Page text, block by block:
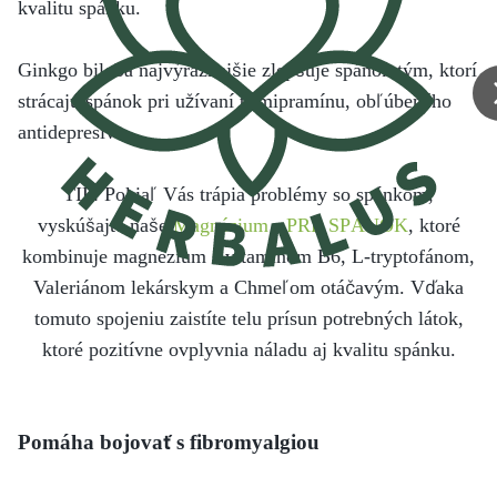
kvalitu spánku.
Ginkgo biloba najvýraznejšie zlepšuje spánok tým, ktorí
strácajú spánok pri užívaní trimipramínu, obľúbeného
antidepresíva.
TIP: Pokiaľ Vás trápia problémy so spánkom,
vyskúšajte naše Magnézium - PRE SPÁNOK, ktoré
kombinuje magnézium s vitamínom B6, L-tryptofánom,
Valeriánom lekárskym a Chmeľom otáčavým. Vďaka
tomuto spojeniu zaistíte telu prísun potrebných látok,
ktoré pozitívne ovplyvnia náladu aj kvalitu spánku.
Pomáha bojovať s fibromyalgiou